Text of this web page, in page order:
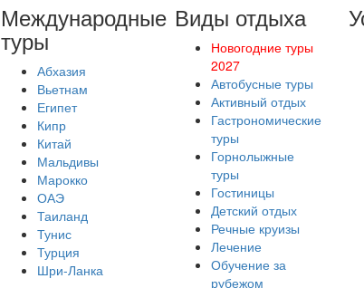
Международные
туры
Абхазия
Вьетнам
Египет
Кипр
Китай
Мальдивы
Марокко
ОАЭ
Таиланд
Тунис
Турция
Шри-Ланка
Виды отдыха
Новогодние туры
2027
Автобусные туры
Активный отдых
Гастрономические
туры
Горнолыжные
туры
Гостиницы
Детский отдых
Речные круизы
Лечение
Обучение за
рубежом